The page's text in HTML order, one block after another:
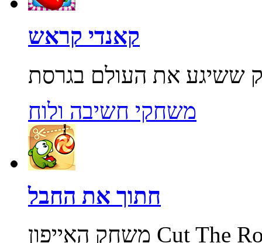
קאנדי קראש
משחקי חשיבה ולוח
חתוך את החבל